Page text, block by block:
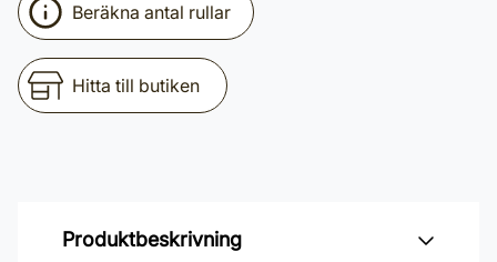
Beräkna antal rullar
Hitta till butiken
Produktbeskrivning